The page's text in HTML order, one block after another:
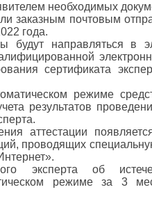
необходимых
заказным почтовым
года.
будут направляться в
сертификата
режиме
результатов
аттестации
проводящих
эксперта об
режиме за 3